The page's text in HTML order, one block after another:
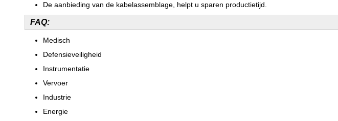
De aanbieding van de kabelassemblage, helpt u sparen productietijd.
FAQ:
Medisch
Defensieveiligheid
Instrumentatie
Vervoer
Industrie
Energie